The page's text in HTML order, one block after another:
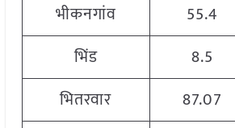
भीकनगांव
55.4
भिंड
8.5
भितरवार
87.07